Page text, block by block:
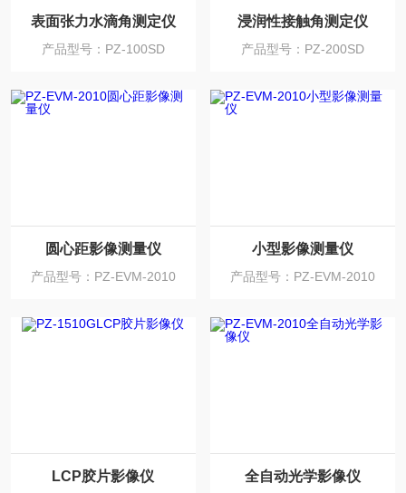
表面张力水滴角测定仪
产品型号：PZ-100SD
浸润性接触角测定仪
产品型号：PZ-200SD
圆心距影像测量仪
产品型号：PZ-EVM-2010
小型影像测量仪
产品型号：PZ-EVM-2010
LCP胶片影像仪 全自动光学影像仪